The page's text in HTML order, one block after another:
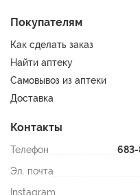
Покупателям
Как сделать заказ
Найти аптеку
Самовывоз из аптеки
Доставка
Контакты
Телефон 683-
Эл. почта
Instagram